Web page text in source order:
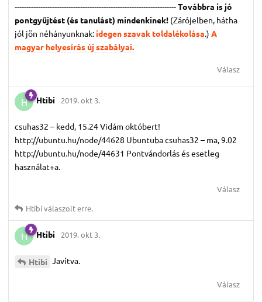
---------------------------------------------------------------------Továbbra is jó
pontgyűjtést (és tanulást) mindenkinek! (Zárójelben, hátha
jól jön néhányunknak: idegen szavak toldalékolása.) A
magyar helyesírás új szabályai.
Válasz
H Htibi 2019. okt 3.
csuhas32 – kedd, 15.24 Vidám októbert!
http://ubuntu.hu/node/44628 Ubuntuba csuhas32 – ma, 9.02
http://ubuntu.hu/node/44631 Pontvándorlás és esetleg
használat+a.
Válasz
Htibiválaszolt erre.
H Htibi 2019. okt 3.
Htibi Javítva.
Válasz